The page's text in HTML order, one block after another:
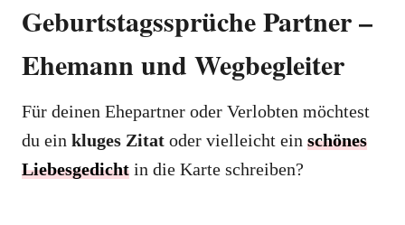
Geburtstagssprüche Partner –
Ehemann und Wegbegleiter
Für deinen Ehepartner oder Verlobten möchtest
du ein kluges Zitat oder vielleicht ein schönes
Liebesgedicht in die Karte schreiben?